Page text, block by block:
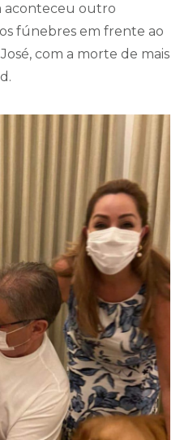
aconteceu outro
fúnebres em frente ao
com a morte de mais